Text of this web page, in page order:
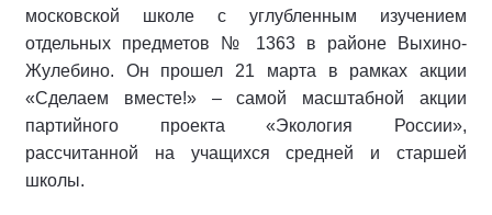
московской школе с углубленным изучением
отдельных предметов № 1363 в районе Выхино-
Жулебино. Он прошел 21 марта в рамках акции
«Сделаем вместе!» – самой масштабной акции
партийного проекта «Экология России»,
рассчитанной на учащихся средней и старшей
школы.